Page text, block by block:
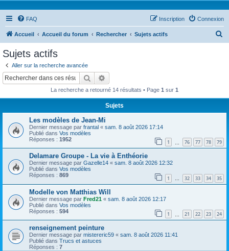
FAQ Connexion
Inscription
Accueil Accueil du forum Rechercher Sujets actifs
Sujets actifs
Aller sur la recherche avancée
Rechercher
La recherche a retourné 14 résultats • Page 1 sur 1
Sujets
Les modèles de Jean-Mi
Dernier message par frantal « sam. 8 août 2026 17:14
Publié dans Vos modèles
Réponses : 1952 1 76 77 78 79
Delamare Groupe - La vie à Enthéorie
Dernier message par Gazelle14 « sam. 8 août 2026 12:32
Publié dans Vos modèles
Réponses : 869 1 … 32 33 34 35
Modelle von Matthias Will
Dernier message par Fred21 « sam. 8 août 2026 12:17
Publié dans Vos modèles
Réponses : 594 1 21 22 23 24
renseignement peinture
Dernier message par mistereric59 « sam. 8 août 2026 11:41
Publié dans Trucs et astuces
Réponses : 7